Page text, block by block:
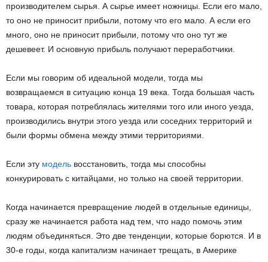
производителем сырья. А сырье имеет ножницы. Если его мало,
то оно не приносит прибыли, потому что его мало. А если его
много, оно не приносит прибыли, потому что оно тут же
дешевеет. И основную прибыль получают переработчики.
Если мы говорим об идеальной модели, тогда мы
возвращаемся в ситуацию конца 19 века. Тогда большая часть
товара, которая потреблялась жителями того или иного уезда,
производились внутри этого уезда или соседних территорий и
были формы обмена между этими территориями.
Если эту модель восстановить, тогда мы способны
конкурировать с китайцами, но только на своей территории.
Когда начинается превращение людей в отдельные единицы,
сразу же начинается работа над тем, что надо помочь этим
людям объединяться. Это две тенденции, которые борются. И в
30-е годы, когда капитализм начинает трещать, в Америке